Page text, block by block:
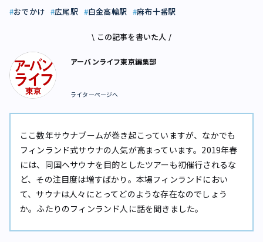
おでかけ 広尾駅 白金高輪駅 麻布十番駅
\ この記事を書いた人 /
アーバンライフ東京編集部
ライターページへ
ここ数年サウナブームが巻き起こっていますが、なかでも
フィンランド式サウナの人気が高まっています。2019年春
には、同国へサウナを目的としたツアーも初催行されるな
ど、その注目度は増すばかり。本場フィンランドにおい
て、サウナは人々にとってどのような存在なのでしょう
か。ふたりのフィンランド人に話を聞きました。